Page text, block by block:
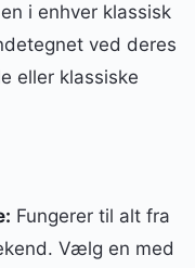
i enhver klassisk
ved deres
eller klassiske
Fungerer til alt fra
Vælg en med